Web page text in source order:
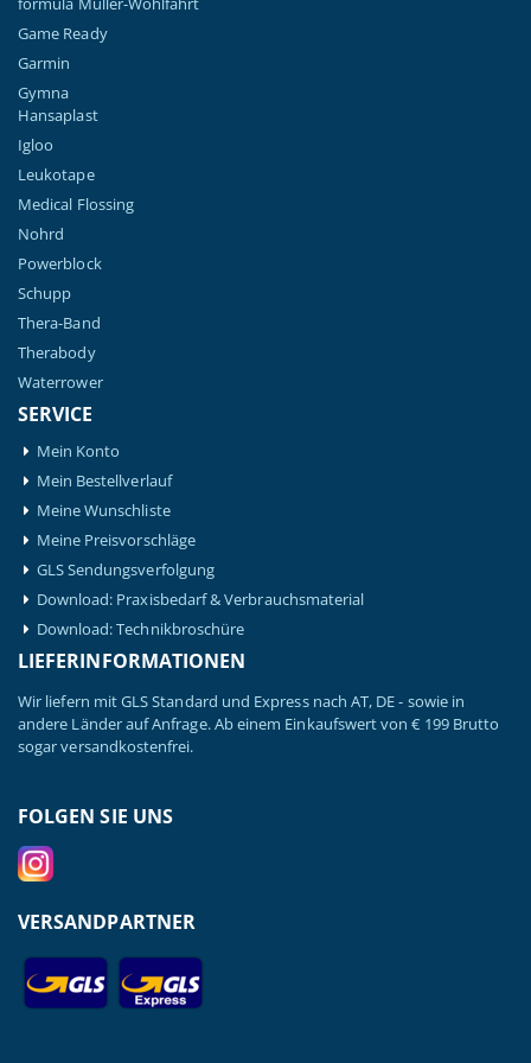
Game Ready
Garmin
Gymna
Hansaplast
Igloo
Leukotape
Medical Flossing
Nohrd
Powerblock
Schupp
Thera-Band
Therabody
Waterrower
SERVICE
Mein Konto
Mein Bestellverlauf
Meine Wunschliste
Meine Preisvorschläge
GLS Sendungsverfolgung
Download: Praxisbedarf & Verbrauchsmaterial
Download: Technikbroschüre
LIEFERINFORMATIONEN
Wir liefern mit GLS Standard und Express nach AT, DE - sowie in
andere Länder auf Anfrage. Ab einem Einkaufswert von € 199 Brutto
sogar versandkostenfrei.
FOLGEN SIE UNS
VERSANDPARTNER